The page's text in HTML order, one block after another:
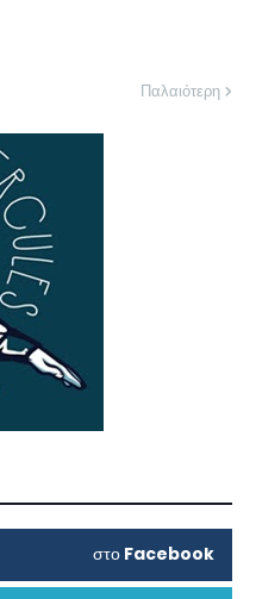
Παλαιότερη
στο Facebook